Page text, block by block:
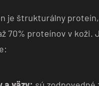
je štrukturálny
70% proteínov v koži.